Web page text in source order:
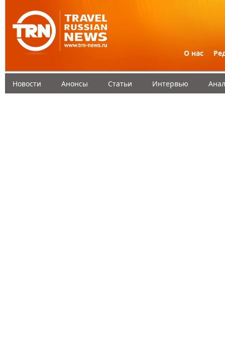
О нас
Новости Анонсы Статьи Интервью